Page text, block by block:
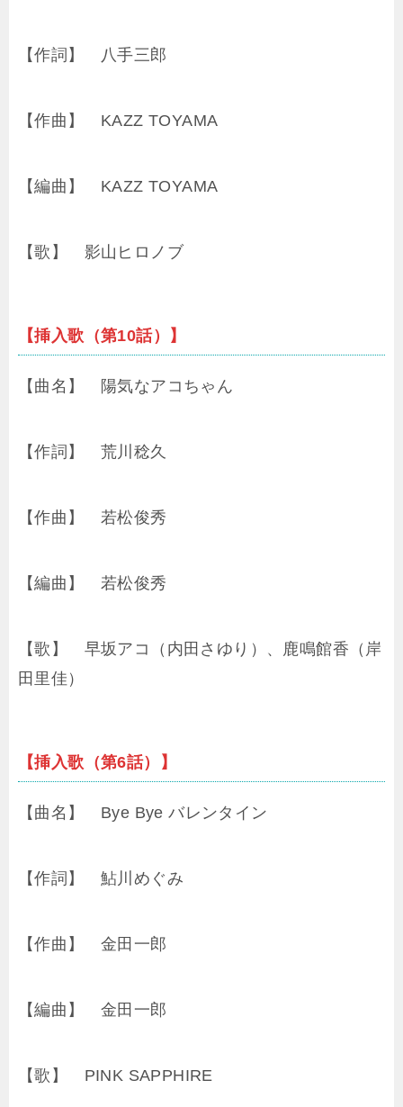
【作詞】 八手三郎
【作曲】 KAZZ TOYAMA
【編曲】 KAZZ TOYAMA
【歌】 影山ヒロノブ
【挿入歌（第10話）】
【曲名】 陽気なアコちゃん
【作詞】 荒川稔久
【作曲】 若松俊秀
【編曲】 若松俊秀
【歌】 早坂アコ（内田さゆり）、鹿鳴館香（岸
田里佳）
【挿入歌（第6話）】
【曲名】 Bye Bye バレンタイン
【作詞】 鮎川めぐみ
【作曲】 金田一郎
【編曲】 金田一郎
【歌】 PINK SAPPHIRE